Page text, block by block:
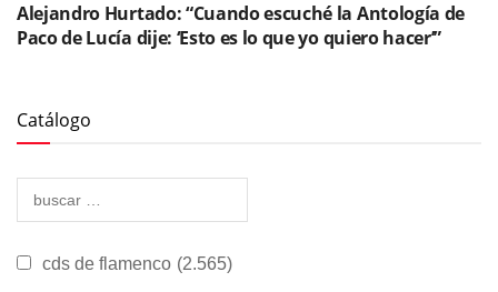
Alejandro Hurtado: “Cuando escuché la Antología de
Paco de Lucía dije: ‘Esto es lo que yo quiero hacer’”
Catálogo
cds de flamenco (2.565)